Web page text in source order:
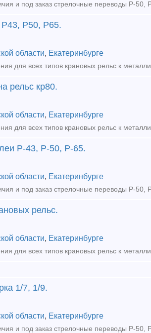
Р50, Р65.
области, Екатеринбурге
рельс кр80.
области, Екатеринбурге
Р-43, Р-50, Р-65.
области, Екатеринбурге
рельс.
области, Екатеринбурге
1/7, 1/9.
области, Екатеринбурге